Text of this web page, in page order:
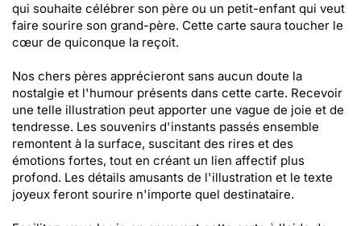
qui souhaite célébrer son père ou un petit-enfant qui veut
faire sourire son grand-père. Cette carte saura toucher le
cœur de quiconque la reçoit.
Nos chers pères apprécieront sans aucun doute la
nostalgie et l'humour présents dans cette carte. Recevoir
une telle illustration peut apporter une vague de joie et de
tendresse. Les souvenirs d'instants passés ensemble
remontent à la surface, suscitant des rires et des
émotions fortes, tout en créant un lien affectif plus
profond. Les détails amusants de l'illustration et le texte
joyeux feront sourire n'importe quel destinataire.